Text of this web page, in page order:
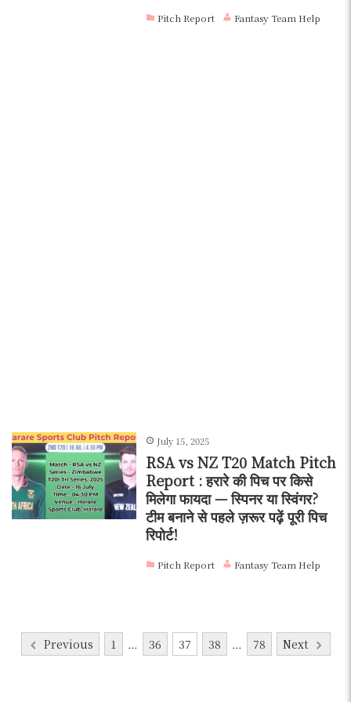
Pitch Report Fantasy Team Help
July 15, 2025
RSA vs NZ T20 Match Pitch
Report : हरारे की पिच पर किसे
मिलेगा फायदा — स्पिनर या स्विंगर?
टीम बनाने से पहले ज़रूर पढ़ें पूरी पिच
रिपोर्ट!
Pitch Report Fantasy Team Help
Posts Previous 1 … 36 37 38 … 78 Next